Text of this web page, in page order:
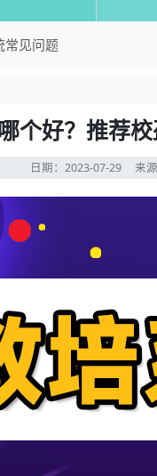
【教培系统
常见问题
好？推荐校盈易教
个好？推荐
日期：2023-07-29 来